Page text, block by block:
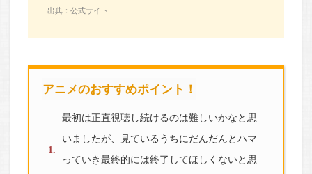
出典：公式サイト
アニメのおすすめポイント！
最初は正直視聴し続けるのは難しいかなと思
いましたが、見ているうちにだんだんとハマ
っていき最終的には終了してほしくないと思